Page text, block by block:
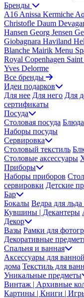
Бренды
A16 Anissa Kermiche
Christofle Daum
Hansen Georg Jensen
Giobagnara Haviland
Blanche Mairik Menu
Royal Copenhagen
Yves Delorme
Все бренды
Идеи подарков
Для нее Для него Для
сертификаты
Посуда
Столовая посуда
Наборы посуды
Сервировка
Столовый текстиль
Столовые аксессуары
Приборы
Наборы приборов
сервировки Детские
Бар
Бокалы Ведра для
Кувшины | Декантеры
Декор
Вазы Рамки для
Декоративные
Спальня и ванная
Аксессуары для ванной
дома Текстиль для
Уникальные предметы
Винтаж | Архивные
Картины | Книги |